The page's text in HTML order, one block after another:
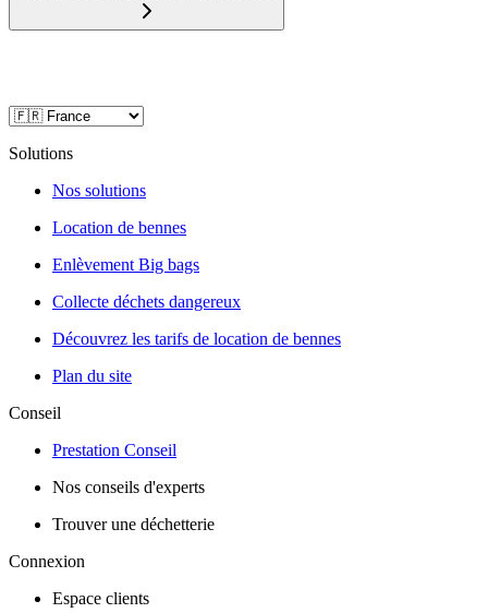
Solutions
Nos solutions
Location de bennes
Enlèvement Big bags
Collecte déchets dangereux
Découvrez les tarifs de location de bennes
Plan du site
Conseil
Prestation Conseil
Nos conseils d'experts
Trouver une déchetterie
Connexion
Espace clients